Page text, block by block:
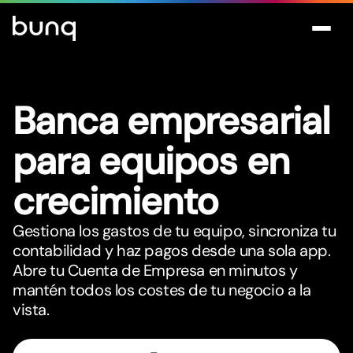
Banca empresarial
para equipos en
crecimiento
Gestiona los gastos de tu equipo, sincroniza tu
contabilidad y haz pagos desde una sola app.
Abre tu Cuenta de Empresa en minutos y
mantén todos los costes de tu negocio a la
vista.